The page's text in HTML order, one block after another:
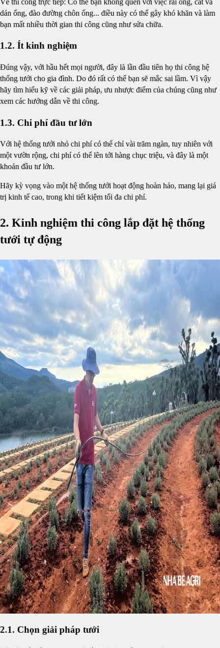
dán ống, đào đường chôn ống... điều này có thể gây khó khăn và làm
bạn mất nhiều thời gian thi công cũng như sửa chữa.
1.2. Ít kinh nghiệm
Đúng vậy, với hầu hết mọi người, đây là lần đầu tiên họ thi công hệ
thống tưới cho gia đình. Do đó rất có thể bạn sẽ mắc sai lầm. Vì vậy
hãy tìm hiểu kỹ về các giải pháp, ưu nhược điểm của chúng cũng như
xem các hướng dẫn về thi công.
1.3. Chi phí đầu tư lớn
Với hệ thống tưới nhỏ chi phí có thể chỉ vài trăm ngàn, tuy nhiên với
một vườn rộng, chi phí có thể lên tới hàng chục triệu, và đây là một
khoản đầu tư lớn.
Hãy kỳ vọng vào một hệ thống tưới hoạt động hoàn hảo, mang lại giá
trị kinh tế cao, trong khi tiết kiệm tối đa chi phí.
2. Kinh nghiệm thi công lắp đặt hệ thống
tưới tự động
2.1. Chọn giải pháp tưới